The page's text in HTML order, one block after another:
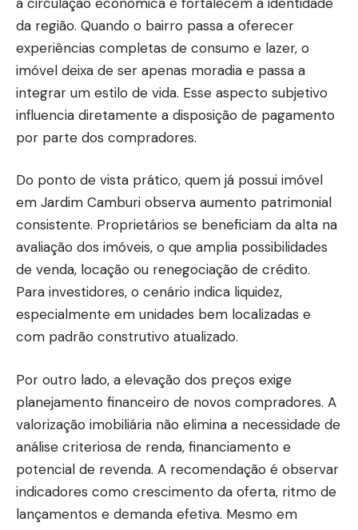
da região. Quando o bairro passa a oferecer
experiências completas de consumo e lazer, o
imóvel deixa de ser apenas moradia e passa a
integrar um estilo de vida. Esse aspecto subjetivo
influencia diretamente a disposição de pagamento
por parte dos compradores.
Do ponto de vista prático, quem já possui imóvel
em Jardim Camburi observa aumento patrimonial
consistente. Proprietários se beneficiam da alta na
avaliação dos imóveis, o que amplia possibilidades
de venda, locação ou renegociação de crédito.
Para investidores, o cenário indica liquidez,
especialmente em unidades bem localizadas e
com padrão construtivo atualizado.
Por outro lado, a elevação dos preços exige
planejamento financeiro de novos compradores. A
valorização imobiliária não elimina a necessidade de
análise criteriosa de renda, financiamento e
potencial de revenda. A recomendação é observar
indicadores como crescimento da oferta, ritmo de
lançamentos e demanda efetiva. Mesmo em